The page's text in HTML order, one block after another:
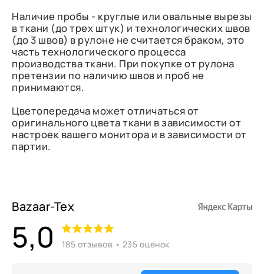
Наличие пробы - круглые или овальные вырезы
в ткани (до трех штук) и технологических швов
(до 3 швов) в рулоне не считается браком, это
часть технологического процесса
производства ткани. При покупке от рулона
претензии по наличию швов и проб не
принимаются.
Цветопередача может отличаться от
оригинального цвета ткани в зависимости от
настроек вашего монитора и в зависимости от
партии.
Bazaar-Tex
5,0 185 отзывов • 235 оценок